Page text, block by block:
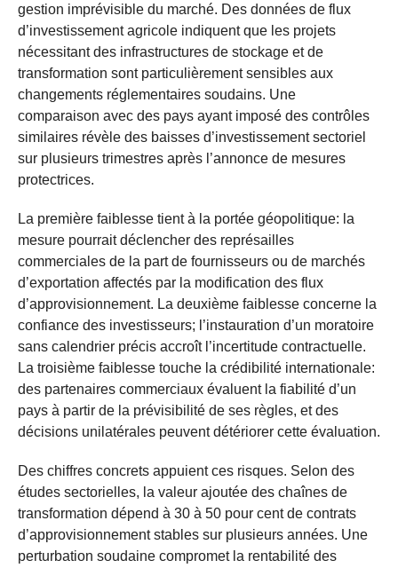
gestion imprévisible du marché. Des données de flux
d’investissement agricole indiquent que les projets
nécessitant des infrastructures de stockage et de
transformation sont particulièrement sensibles aux
changements réglementaires soudains. Une
comparaison avec des pays ayant imposé des contrôles
similaires révèle des baisses d’investissement sectoriel
sur plusieurs trimestres après l’annonce de mesures
protectrices.
La première faiblesse tient à la portée géopolitique: la
mesure pourrait déclencher des représailles
commerciales de la part de fournisseurs ou de marchés
d’exportation affectés par la modification des flux
d’approvisionnement. La deuxième faiblesse concerne la
confiance des investisseurs; l’instauration d’un moratoire
sans calendrier précis accroît l’incertitude contractuelle.
La troisième faiblesse touche la crédibilité internationale:
des partenaires commerciaux évaluent la fiabilité d’un
pays à partir de la prévisibilité de ses règles, et des
décisions unilatérales peuvent détériorer cette évaluation.
Des chiffres concrets appuient ces risques. Selon des
études sectorielles, la valeur ajoutée des chaînes de
transformation dépend à 30 à 50 pour cent de contrats
d’approvisionnement stables sur plusieurs années. Une
perturbation soudaine compromet la rentabilité des